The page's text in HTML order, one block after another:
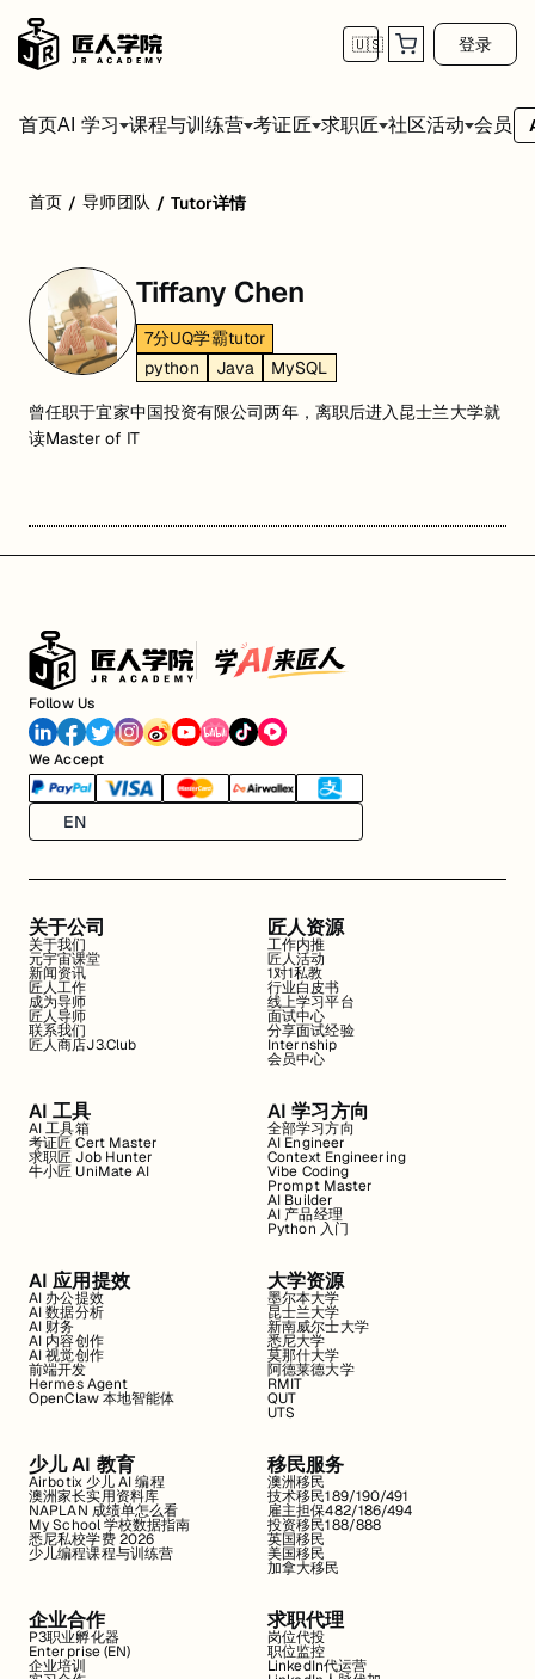
🇺🇸 登录
首页AI 学习 课程与训练营 考证匠 求职匠 社区活动 会员
首页 / 导师团队 / Tutor详情
Tiffany Chen
7分UQ学霸tutor
python
Java MySQL
曾任职于宜家中国投资有限公司两年，离职后进入昆士兰大学就
读Master of IT
Follow Us
We Accept
EN
关于公司
关于我们
元宇宙课堂
新闻资讯
匠人工作
成为导师
匠人导师
联系我们
匠人商店J3.Club
匠人资源
工作内推
匠人活动
1对1私教
行业白皮书
线上学习平台
面试中心
分享面试经验
Internship
会员中心
AI 工具
AI 工具箱
考证匠 Cert Master
求职匠 Job Hunter
牛小匠 UniMate AI
AI 学习方向
全部学习方向
AI Engineer
Context Engineering
Vibe Coding
Prompt Master
AI Builder
AI 产品经理
Python 入门
AI 应用提效
AI 办公提效
AI 数据分析
AI 财务
AI 内容创作
AI 视觉创作
前端开发
Hermes Agent
OpenClaw 本地智能体
大学资源
墨尔本大学
昆士兰大学
新南威尔士大学
悉尼大学
莫那什大学
阿德莱德大学
RMIT
QUT
UTS
少儿 AI 教育
Airbotix 少儿 AI 编程
澳洲家长实用资料库
NAPLAN 成绩单怎么看
My School 学校数据指南
悉尼私校学费 2026
少儿编程课程与训练营
移民服务
澳洲移民
技术移民189/190/491
雇主担保482/186/494
投资移民188/888
英国移民
美国移民
加拿大移民
企业合作
P3职业孵化器
Enterprise (EN)
企业培训
求职代理
岗位代投
职位监控
LinkedIn代运营